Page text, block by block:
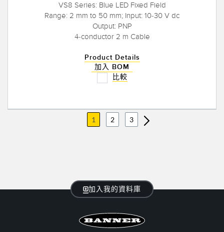
VS8 Series: Blue LED Fixed Field
Range: 2 mm to 50 mm; Input: 10-30 V dc
Output: PNP
4-conductor 2 m Cable
Product Details
加入 BOM
比較
1 2 3
加入我的資料庫